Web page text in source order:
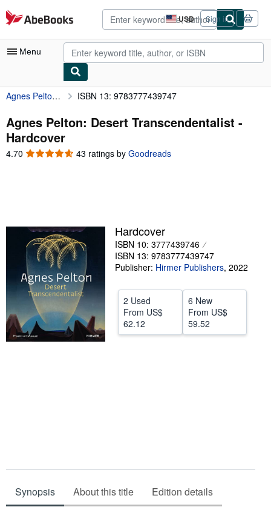
Skip to main content
AbeBooks.com USD
Site
shopping
preferences
Sign in
Menu
My Account
My Purchases
Advanced Search
Browse Collections
Textbooks
Sellers
Start Selling
Help
CLOSE
Agnes Pelton: Desert Transcendentalist ISBN 13: 9783777439747
Agnes Pelton: Desert Transcendentalist -
Hardcover
4.70 4.70
43 ratings by Goodreads
Hardcover
ISBN 10: 3777439746
ISBN 13: 9783777439747
Publisher: Hirmer Publishers, 2022
2 Used
From US$
62.12
6 New
From US$
59.52
Synopsis About this title Edition details